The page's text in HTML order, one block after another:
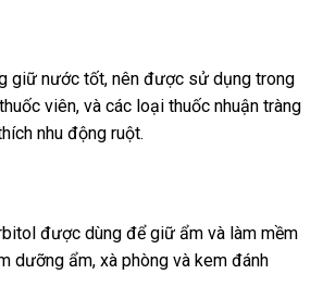
giữ nước tốt, nên được sử dụng trong
viên, và các loại thuốc nhuận tràng
nhu động ruột.
được dùng để giữ ẩm và làm mềm
dưỡng ẩm, xà phòng và kem đánh